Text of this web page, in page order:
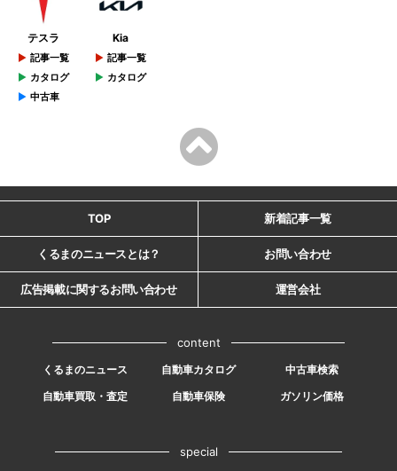
テスラ
記事一覧
カタログ
中古車
Kia
記事一覧
カタログ
TOP 新着記事一覧
くるまのニュースとは？ お問い合わせ
広告掲載に関するお問い合わせ 運営会社
content
くるまのニュース 自動車カタログ
中古車検索
自動車買取・査定
自動車保険 ガソリン価格
special